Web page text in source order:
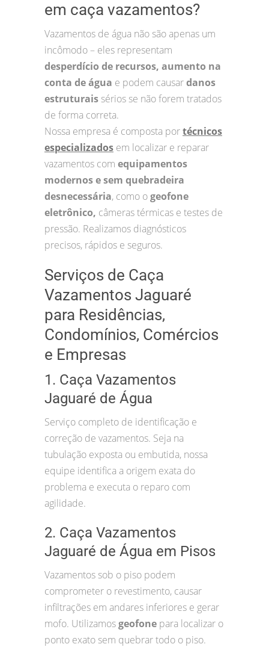
em caça vazamentos?
Vazamentos de água não são apenas um
incômodo – eles representam
desperdício de recursos, aumento na
conta de água e podem causardanos
estruturais sérios se não forem tratados
de forma correta.
Nossa empresa é composta portécnicos
especializados em localizar e reparar
vazamentos com equipamentos
modernos e sem quebradeira
desnecessária, como ogeofone
eletrônico, câmeras térmicas e testes de
pressão. Realizamos diagnósticos
precisos, rápidos e seguros.
Serviços de Caça
Vazamentos Jaguaré
para Residências,
Condomínios, Comércios
e Empresas
1. Caça Vazamentos
Jaguaré de Água
Serviço completo de identificação e
correção de vazamentos. Seja na
tubulação exposta ou embutida, nossa
equipe identifica a origem exata do
problema e executa o reparo com
agilidade.
2. Caça Vazamentos
Jaguaré de Água em Pisos
Vazamentos sob o piso podem
comprometer o revestimento, causar
infiltrações em andares inferiores e gerar
mofo. Utilizamosgeofone para localizar o
ponto exato sem quebrar todo o piso.